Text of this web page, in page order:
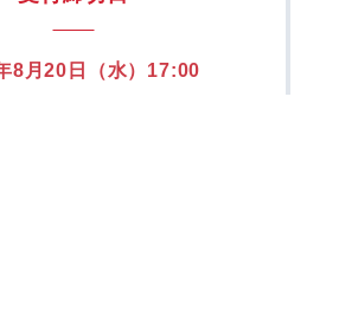
8月20日（水）17:00